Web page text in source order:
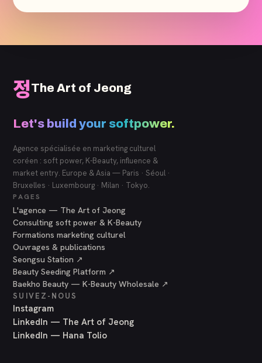
정The Art of Jeong
Let's build your softpower.
Agence spécialisée en marketing culturel
coréen : soft power, K-Beauty, influence &
market entry. Europe & Asia — Paris · Séoul ·
Bruxelles · Luxembourg · Milan · Tokyo.
PAGES
L'agence — The Art of Jeong
Consulting soft power & K-Beauty
Formations marketing culturel
Ouvrages & publications
Seongsu Station ↗
Beauty Seeding Platform ↗
Baekho Beauty — K-Beauty Wholesale ↗
SUIVEZ-NOUS
Instagram
LinkedIn — The Art of Jeong
LinkedIn — Hana Tolio